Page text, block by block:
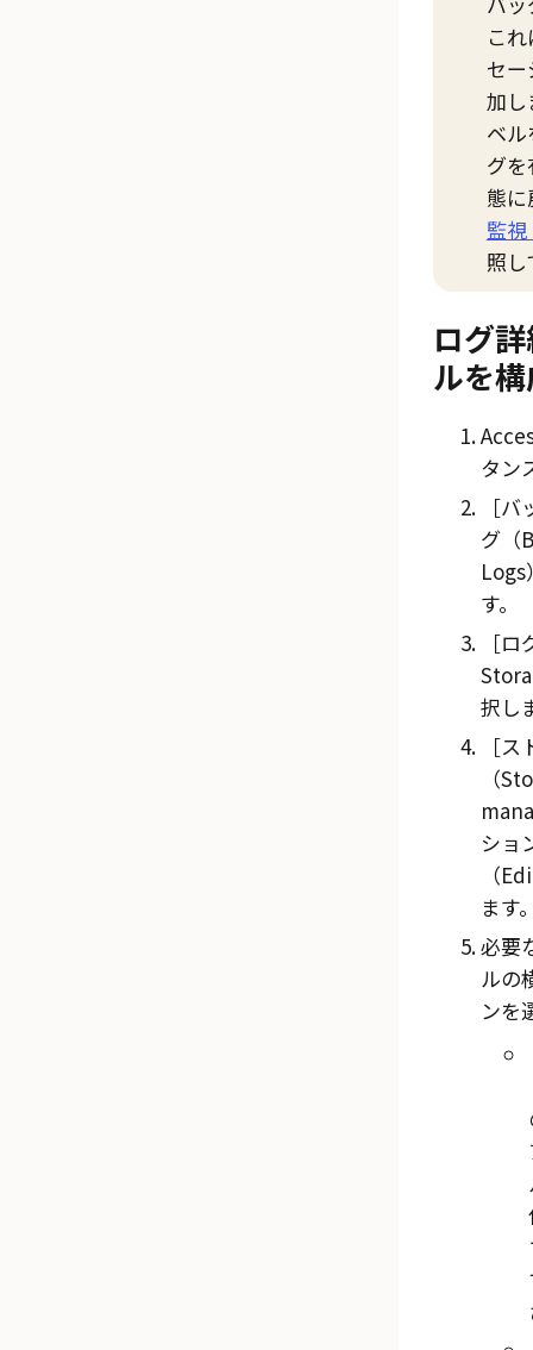
こ
セ
加し
ベ
グ
態
監
照
ログ
ルを
タン
バ
グ（
Logs
す。
ロ
択し
ス
（
ショ
（
ます
必要
ルの
ンを